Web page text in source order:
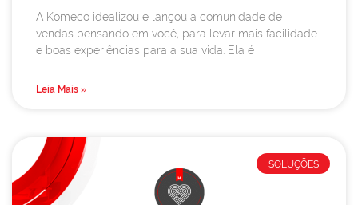
A Komeco idealizou e lançou a comunidade de
vendas pensando em você, para levar mais facilidade
e boas experiências para a sua vida. Ela é
Leia Mais »
SOLUÇÕES